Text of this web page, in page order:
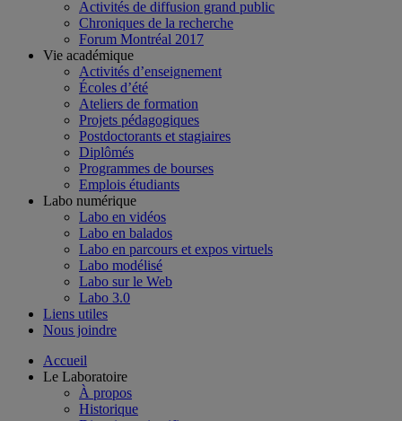
Activités de diffusion grand public
Chroniques de la recherche
Forum Montréal 2017
Vie académique
Activités d’enseignement
Écoles d’été
Ateliers de formation
Projets pédagogiques
Postdoctorants et stagiaires
Diplômés
Programmes de bourses
Emplois étudiants
Labo numérique
Labo en vidéos
Labo en balados
Labo en parcours et expos virtuels
Labo modélisé
Labo sur le Web
Labo 3.0
Liens utiles
Nous joindre
Accueil
Le Laboratoire
À propos
Historique